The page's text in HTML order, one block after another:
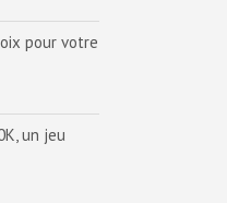
pour votre
un jeu